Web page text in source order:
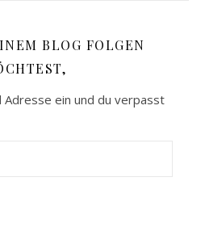
BLOG FOLGEN
Adresse ein und du verpasst